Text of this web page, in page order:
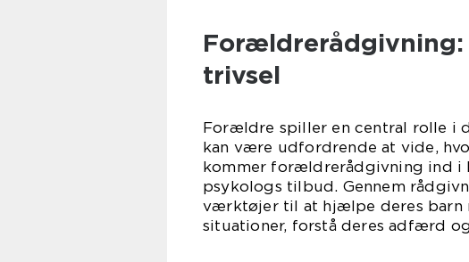
Forældrerådgivning:
trivsel
Forældre spiller en central rolle i
kan være udfordrende at vide,
kommer forældrerådgivning ind i
psykologs tilbud. Gennem
værktøjer til at hjælpe deres barn
situationer, forstå deres adfærd